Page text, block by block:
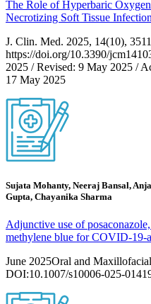
The Role of Hyperbaric
Necrotizing Soft Tissue Infection
J. Clin. Med. 2025, 14(10),
https://doi.org/10.3390/
2025 / Revised: 9 May 2025 /
17 May 2025
Sujata Mohanty, Neeraj Bansal,
Gupta, Chayanika Sharma
Adjunctive use of
methylene blue for COVID-19-
June 2025Oral and
DOI:10.1007/s10006-025-